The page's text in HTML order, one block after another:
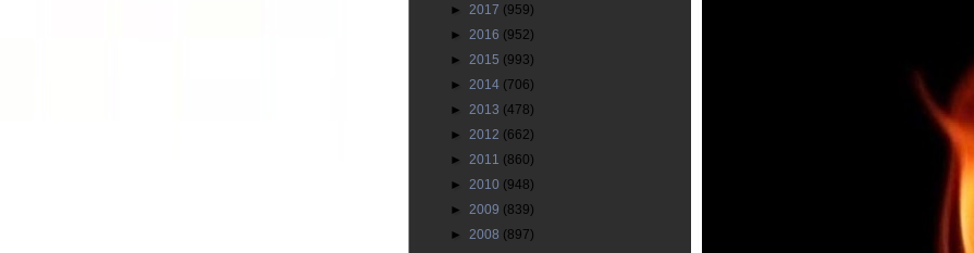
► 2017 (959)
► 2016 (952)
► 2015 (993)
► 2014 (706)
► 2013 (478)
► 2012 (662)
► 2011 (860)
► 2010 (948)
► 2009 (839)
► 2008 (897)